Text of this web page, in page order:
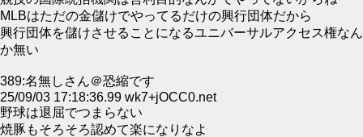
MLBはただの金儲けでやってるだけの興行団体だから
興行団体を儲けさせることになるユニバーサルアクセス権なん
か無い
389:名無しさん＠恐縮です
25/09/03 17:18:36.99 wk7+jOCC0.net
野球は退屈でつまらない
焼豚もそろそろ認めて楽になりなよ